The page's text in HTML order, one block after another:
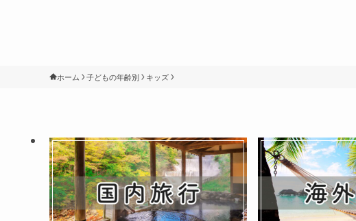
ホーム 子どもの年齢別 キッズ